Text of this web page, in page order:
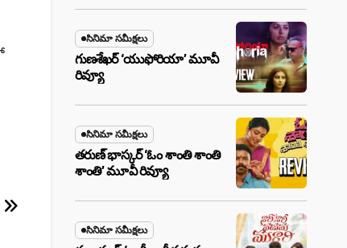
సినిమా సమీక్షలు
గుణశేఖర్ ‘యుఫోరియా’ మూవీ
రివ్యూ
సినిమా సమీక్షలు
తరుణ్ భాస్కర్ ‘ఓం శాంతి శాంతి
శాంతి’ మూవీ రివ్యూ
సినిమా సమీక్షలు